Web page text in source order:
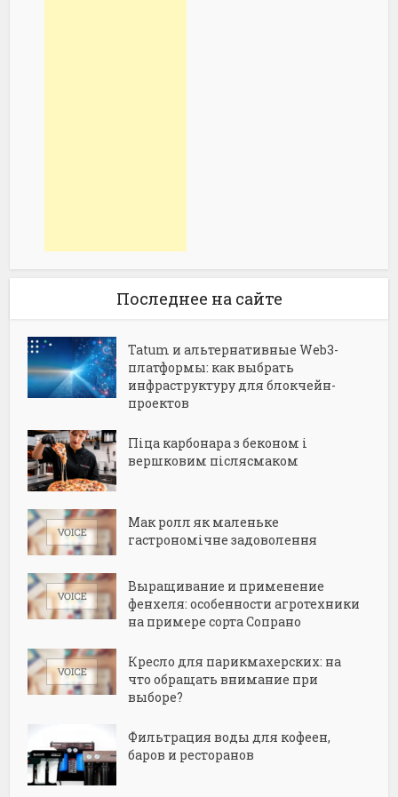
Последнее на сайте
Tatum и альтернативные Web3-
платформы: как выбрать
инфраструктуру для блокчейн-
проектов
Піца карбонара з беконом і
вершковим післясмаком
Мак ролл як маленьке
гастрономічне задоволення
Выращивание и применение
фенхеля: особенности агротехники
на примере сорта Сопрано
Кресло для парикмахерских: на
что обращать внимание при
выборе?
Фильтрация воды для кофеен,
баров и ресторанов